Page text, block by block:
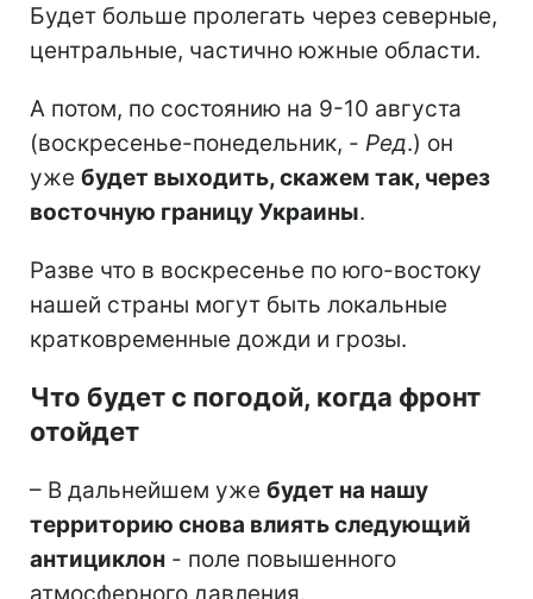
Будет больше пролегать через северные,
центральные, частично южные области.
А потом, по состоянию на 9-10 августа
(воскресенье-понедельник, - Ред.) он
уже будет выходить, скажем так, через
восточную границу Украины.
Разве что в воскресенье по юго-востоку
нашей страны могут быть локальные
кратковременные дожди и грозы.
Что будет с погодой, когда фронт
отойдет
– В дальнейшем уже будет на нашу
территорию снова влиять следующий
антициклон - поле повышенного
атмосферного давления.